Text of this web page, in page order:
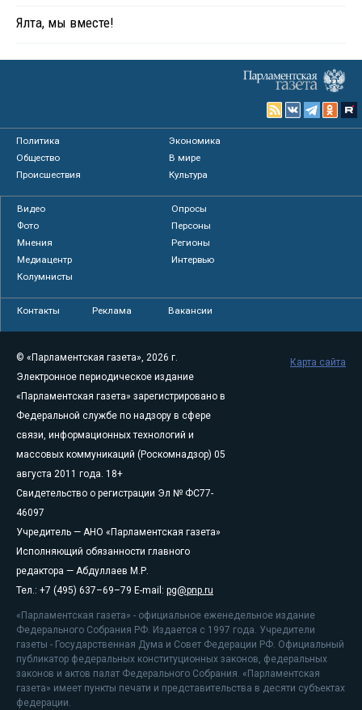
Ялта, мы вместе!
Политика
Экономика
Общество
В мире
Происшествия
Культура
Видео
Опросы
Фото
Персоны
Мнения
Регионы
Медиацентр
Интервью
Колумнисты
Контакты Реклама Вакансии
© «Парламентская газета», 2026 г.
Электронное периодическое издание
«Парламентская газета» зарегистрировано в
Федеральной службе по надзору в сфере
связи, информационных технологий и
массовых коммуникаций (Роскомнадзор) 05
августа 2011 года. 18+
Свидетельство о регистрации Эл № ФС77-
46097
Учредитель — АНО «Парламентская газета»
Исполняющий обязанности главного
редактора — Абдуллаев М.Р.
Тел.: +7 (495) 637–69–79 E-mail: pg@pnp.ru
«Парламентская газета» - официальное еженедельное издание
Федерального Собрания РФ. Издается с 1997 года. Учредители
газеты - Государственная Дума и Совет Федерации РФ. Официальный
публикатор федеральных конституционных законов, федеральных
законов и актов палат Федерального Собрания. «Парламентская
газета» имеет пункты печати и представительства в десяти субъектах
федерации.
Карта сайта